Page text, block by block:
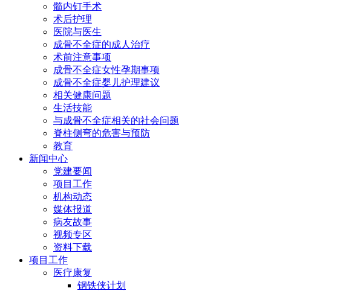
髓内钉手术
术后护理
医院与医生
成骨不全症的成人治疗
术前注意事项
成骨不全症女性孕期事项
成骨不全症婴儿护理建议
相关健康问题
生活技能
与成骨不全症相关的社会问题
脊柱侧弯的危害与预防
教育
新闻中心
党建要闻
项目工作
机构动态
媒体报道
病友故事
视频专区
资料下载
项目工作
医疗康复
钢铁侠计划